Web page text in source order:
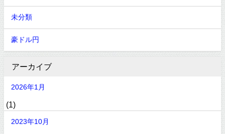
未分類
豪ドル円
アーカイブ
2026年1月
(1)
2023年10月